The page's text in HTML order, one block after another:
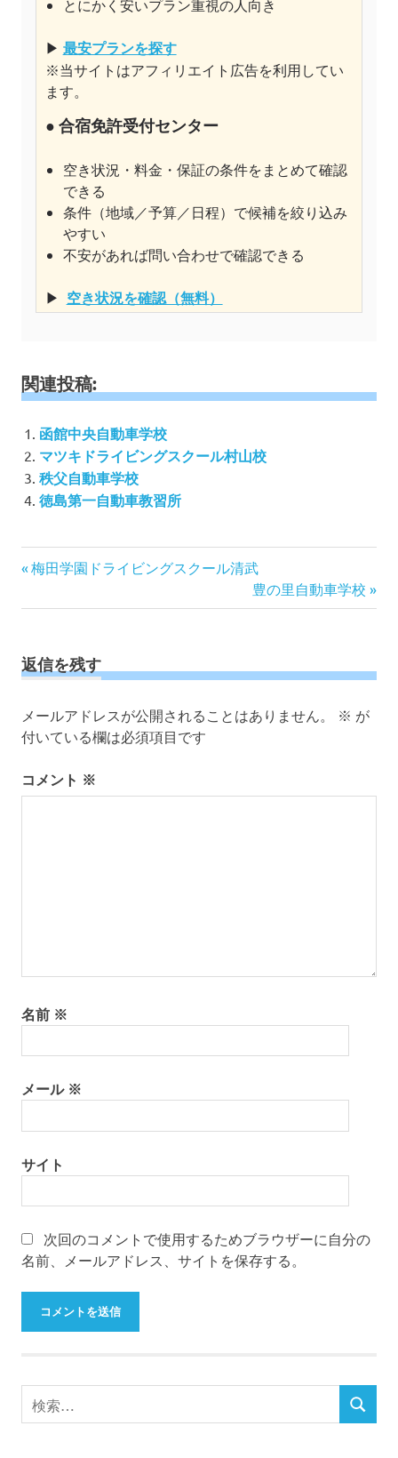
とにかく安いプラン重視の人向き
▶ 最安プランを探す
※当サイトはアフィリエイト広告を利用してい
ます。
● 合宿免許受付センター
空き状況・料金・保証の条件をまとめて確認
できる
条件（地域／予算／日程）で候補を絞り込み
やすい
不安があれば問い合わせで確認できる
▶ 空き状況を確認（無料）
関連投稿:
函館中央自動車学校
マツキドライビングスクール村山校
秩父自動車学校
徳島第一自動車教習所
投
ナ
ゲ
ー
ョ
ン
前
記
梅田学園ドライビングスクール清武
次
の
豊の里自動車学校
返信を残す
メールアドレスが公開されることはありません。 ※ が
付いている欄は必須項目です
コメント ※
名前 ※
メール ※
サイト
次回のコメントで使用するためブラウザーに自分の
名前、メールアドレス、サイトを保存する。
検
索
検